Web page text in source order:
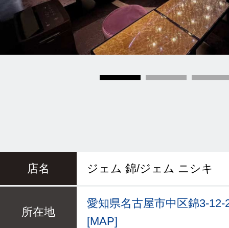
店名 ジェム 錦/ジェム ニシキ
所在地
愛知県名古屋市中区錦3-
[MAP]